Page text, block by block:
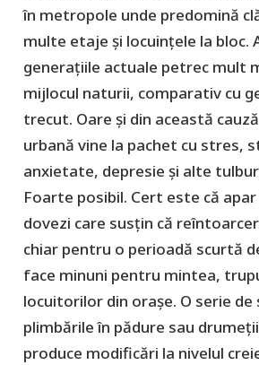
în metropole unde predomină
multe etaje și locuințele la bloc.
generațiile actuale petrec mult
mijlocul naturii, comparativ cu
trecut. Oare și din această
urbană vine la pachet cu stres,
anxietate, depresie și alte
Foarte posibil. Cert este că
dovezi care susțin că
chiar pentru o perioadă scurtă
face minuni pentru mintea,
locuitorilor din orașe. O serie
plimbările în pădure sau
produce modificări la nivelul